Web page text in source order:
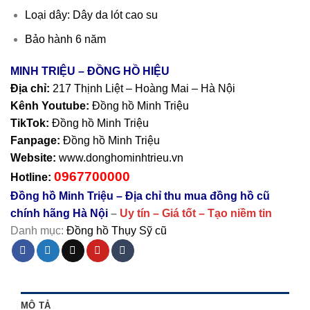
Loại dây: Dây da lót cao su
Bảo hành 6 năm
MINH TRIỆU – ĐỒNG HỒ HIỆU
Địa chỉ: 217 Thịnh Liệt – Hoàng Mai – Hà Nội
Kênh Youtube: Đồng hồ Minh Triệu
TikTok: Đồng hồ Minh Triệu
Fanpage: Đồng hồ Minh Triệu
Website: www.donghominhtrieu.vn
Hotline: 0967700000
Đồng hồ Minh Triệu – Địa chỉ thu mua đồng hồ cũ
chính hãng Hà Nội – Uy tín – Giá tốt – Tạo niềm tin
Danh mục: Đồng hồ Thụy Sỹ cũ
MÔ TẢ